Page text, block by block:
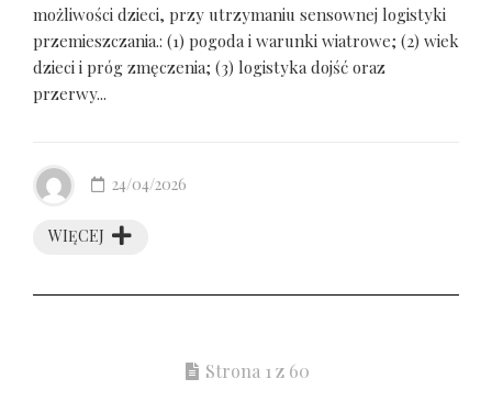
możliwości dzieci, przy utrzymaniu sensownej logistyki
przemieszczania.: (1) pogoda i warunki wiatrowe; (2) wiek
dzieci i próg zmęczenia; (3) logistyka dojść oraz
przerwy...
WIĘCEJ
24/04/2026
Strona 1 z 60